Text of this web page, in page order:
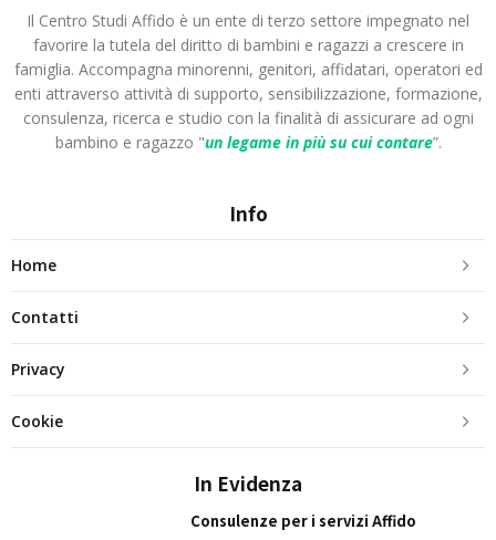
Il Centro Studi Affido è un ente di terzo settore impegnato nel
favorire la tutela del diritto di bambini e ragazzi a crescere in
famiglia. Accompagna minorenni, genitori, affidatari, operatori ed
enti attraverso attività di supporto, sensibilizzazione, formazione,
consulenza, ricerca e studio con la finalità di assicurare ad ogni
bambino e ragazzo "un legame in più su cui contare”.
Info
Home
Contatti
Privacy
Cookie
In Evidenza
Consulenze per i servizi Affido